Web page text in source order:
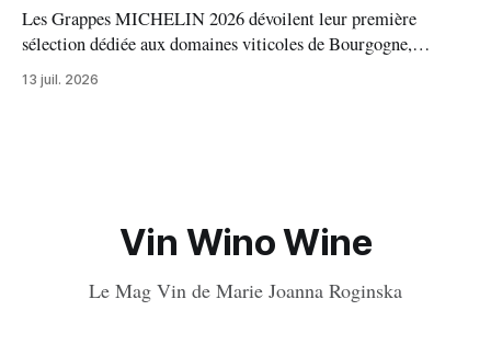
Les Grappes MICHELIN 2026 dévoilent leur première
sélection dédiée aux domaines viticoles de Bourgogne,
distinguant 94 propriétés pour l’excellence de leurs vins. Au
palmarès : 9 domaines reçoivent trois grappes, 20 deux
13 juil. 2026
Vin Wino Wine
Le Mag Vin de Marie Joanna Roginska